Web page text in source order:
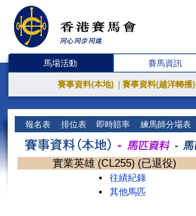
馬場活動 賽馬資訊
賽事資料(本地) 賽事資料(越洋轉播)
報名表 排位表 即時賠率 練馬師分場表
實業英雄 (CL255) (已退役)
往績紀錄
其他馬匹